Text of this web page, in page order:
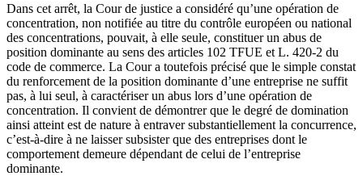
Dans cet arrêt, la Cour de justice a considéré qu’une opération de
concentration, non notifiée au titre du contrôle européen ou national
des concentrations, pouvait, à elle seule, constituer un abus de
position dominante au sens des articles 102 TFUE et L. 420-2 du
code de commerce. La Cour a toutefois précisé que le simple constat
du renforcement de la position dominante d’une entreprise ne suffit
pas, à lui seul, à caractériser un abus lors d’une opération de
concentration. Il convient de démontrer que le degré de domination
ainsi atteint est de nature à entraver substantiellement la concurrence,
c’est-à-dire à ne laisser subsister que des entreprises dont le
comportement demeure dépendant de celui de l’entreprise
dominante.